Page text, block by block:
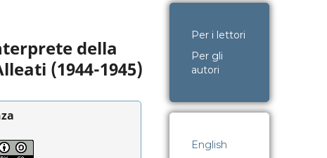
della
(1944-1945)
Per i lettori
Per gli
autori
English